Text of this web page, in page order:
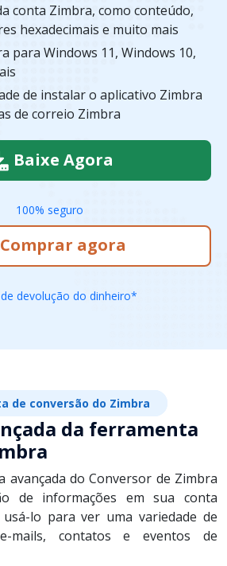
conta Zimbra, como conteúdo,
hexadecimais e muito mais
para Windows 11, Windows 10,
de instalar o aplicativo Zimbra
de correio Zimbra
Baixe Agora
100% seguro
Comprar agora
devolução do dinheiro*
de conversão do Zimbra
da ferramenta
avançada do Conversor de Zimbra
de informações em sua conta
lo para ver uma variedade de
mails, contatos e eventos de